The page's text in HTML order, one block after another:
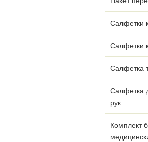
Салфетки
Салфетки
Салфетка
Салфетка
рук
Комплект